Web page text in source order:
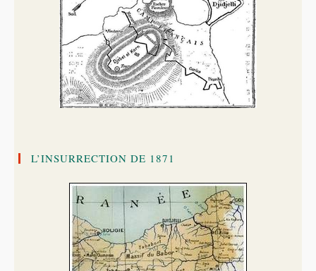
L’INSURRECTION DE 1871